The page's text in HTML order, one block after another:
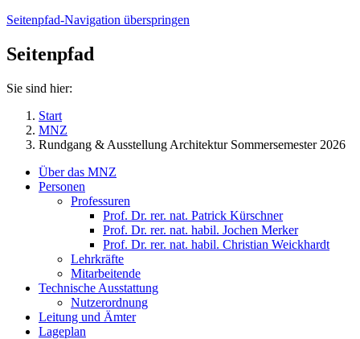
Seitenpfad-Navigation überspringen
Seitenpfad
Sie sind hier:
Start
MNZ
Rundgang & Ausstellung Architektur Sommersemester 2026
Über das MNZ
Personen
Professuren
Prof. Dr. rer. nat. Patrick Kürschner
Prof. Dr. rer. nat. habil. Jochen Merker
Prof. Dr. rer. nat. habil. Christian Weickhardt
Lehrkräfte
Mitarbeitende
Technische Ausstattung
Nutzerordnung
Leitung und Ämter
Lageplan